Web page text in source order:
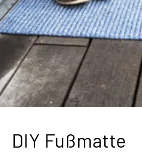
DIY Fußmatte